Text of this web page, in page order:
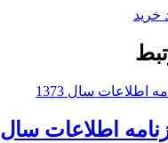
خرید
اطلاعات سال 1373